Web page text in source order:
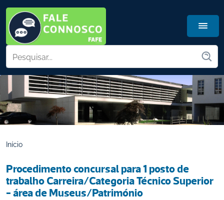
Início
Procedimento concursal para 1 posto de
trabalho Carreira/Categoria Técnico Superior
- área de Museus/Património